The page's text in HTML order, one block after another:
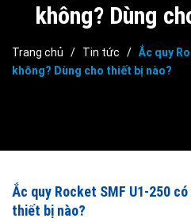
không? Dùng
Trang chủ / Tin tức / Ắc quy
không? Dùng cho thiết bị nào?
Ắc quy Rocket SMF U1-250
thiết bị nào?